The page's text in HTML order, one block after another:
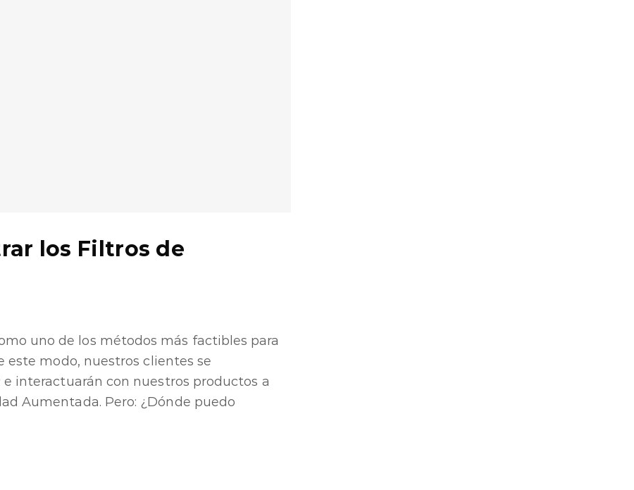
los Filtros de
uno de los métodos más factibles para
modo, nuestros clientes se
interactuarán con nuestros productos a
Aumentada. Pero: ¿Dónde puedo